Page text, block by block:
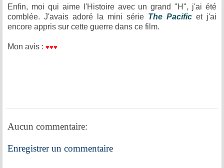
Enfin, moi qui aime l'Histoire avec un grand "H", j'ai été
comblée. J'avais adoré la mini série The Pacific et j'ai
encore appris sur cette guerre dans ce film.
Mon avis : ♥♥♥
Aucun commentaire:
Enregistrer un commentaire